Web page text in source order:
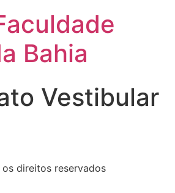
Bahia
Vestibular
os direitos reservados